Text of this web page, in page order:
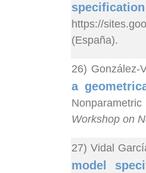
https://
(España).
26) González-
a
Workshop on
27) Vidal
model